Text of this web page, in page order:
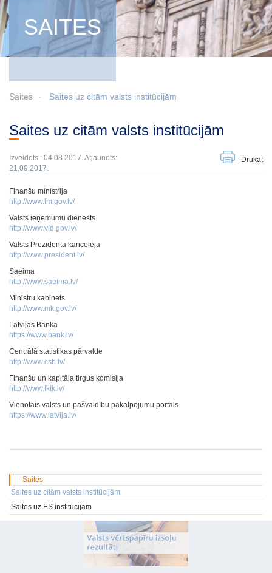
SAITES
Saites Saites uz citām valsts institūcijām
Saites uz citām valsts institūcijām
Izveidots : 04.08.2017. Atjaunots:
21.09.2017.
Drukāt
Finanšu ministrija
http://www.fm.gov.lv/
Valsts ieņēmumu dienests
http://www.vid.gov.lv/
Valsts Prezidenta kanceleja
http://www.president.lv/
Saeima
http://www.saeima.lv/
Ministru kabinets
http://www.mk.gov.lv/
Latvijas Banka
https://www.bank.lv/
Centrālā statistikas pārvalde
http://www.csb.lv/
Finanšu un kapitāla tirgus komisija
http://www.fktk.lv/
Vienotais valsts un pašvaldību pakalpojumu portāls
https://www.latvija.lv/
Saites
Saites uz citām valsts institūcijām
Saites uz ES institūcijām